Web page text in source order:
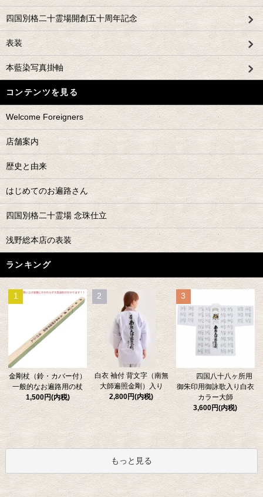
四国別格二十霊場開創五十周年記念
表装
本藍染写真掛軸
コンテンツを見る
Welcome Foreigners
店舗案内
歴史と由来
はじめてのお遍路さん
四国別格二十霊場 念珠仕立
浅野総本店の表装
ランキング
1
金剛杖（鈴・カバー付）
一般的なお遍路用の杖
1,500円(内税)
2
白衣 袖付 背文字（南無
大師遍照金剛）入り
2,800円(内税)
3
四国八十八ヶ所用
御朱印用御詠歌入り白衣
カラー大師
3,600円(内税)
もっと見る